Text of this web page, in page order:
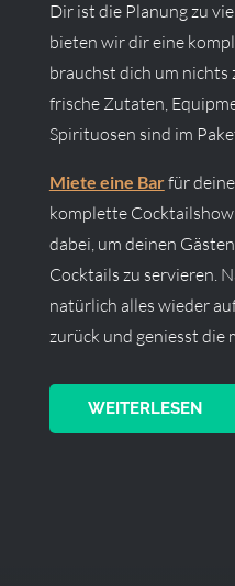
Dir ist die Planung zu
bieten wir dir eine
brauchst dich um nichts
frische Zutaten,
Spirituosen sind im
Miete eine Barfür
komplette
dabei, um deinen
Cocktails zu servieren.
natürlich alles wieder
zurück und geniesst die
WEITERLESEN